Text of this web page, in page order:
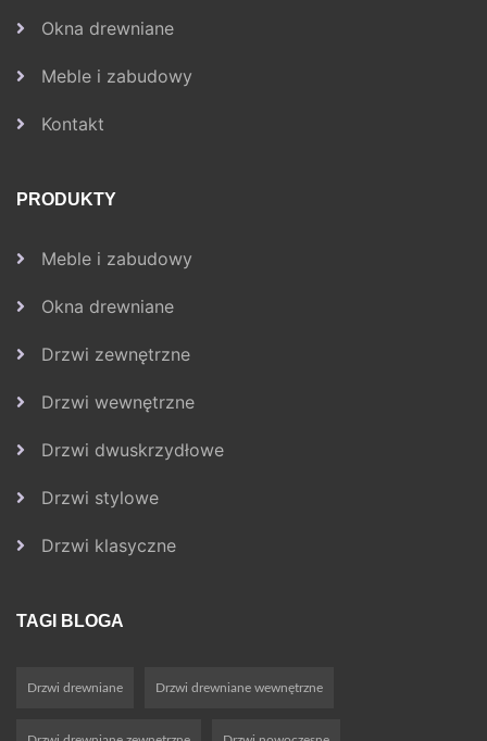
Okna drewniane
Meble i zabudowy
Kontakt
PRODUKTY
Meble i zabudowy
Okna drewniane
Drzwi zewnętrzne
Drzwi wewnętrzne
Drzwi dwuskrzydłowe
Drzwi stylowe
Drzwi klasyczne
TAGI BLOGA
Drzwi drewniane Drzwi drewniane wewnętrzne